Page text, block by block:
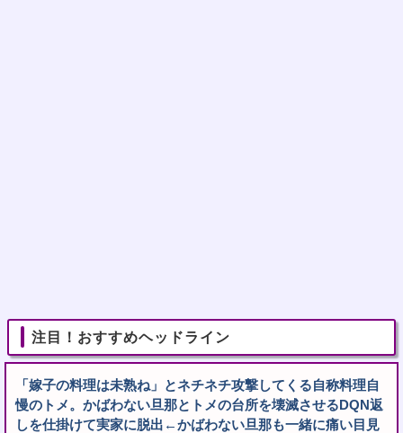
注目！おすすめヘッドライン
「嫁子の料理は未熟ね」とネチネチ攻撃してくる自称料理自
慢のトメ。かばわない旦那とトメの台所を壊滅させるDQN返
しを仕掛けて実家に脱出←かばわない旦那も一緒に痛い目見